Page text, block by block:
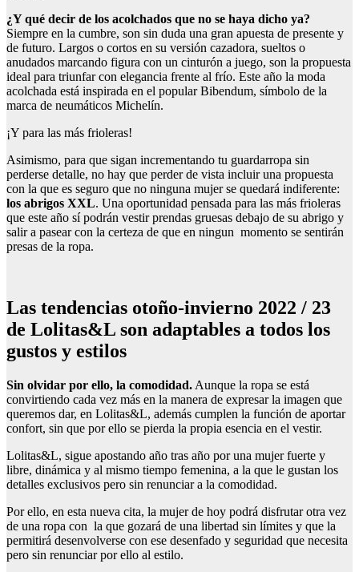
¿Y qué decir de los acolchados que no se haya dicho ya?
Siempre en la cumbre, son sin duda una gran apuesta de presente y
de futuro. Largos o cortos en su versión cazadora, sueltos o
anudados marcando figura con un cinturón a juego, son la propuesta
ideal para triunfar con elegancia frente al frío. Este año la moda
acolchada está inspirada en el popular Bibendum, símbolo de la
marca de neumáticos Michelín.
¡Y para las más frioleras!
Asimismo, para que sigan incrementando tu guardarropa sin
perderse detalle, no hay que perder de vista incluir una propuesta
con la que es seguro que no ninguna mujer se quedará indiferente:
los abrigos XXL. Una oportunidad pensada para las más frioleras
que este año sí podrán vestir prendas gruesas debajo de su abrigo y
salir a pasear con la certeza de que en ningun momento se sentirán
presas de la ropa.
Las tendencias otoño-invierno 2022 / 23
de Lolitas&L son adaptables a todos los
gustos y estilos
Sin olvidar por ello, la comodidad. Aunque la ropa se está
convirtiendo cada vez más en la manera de expresar la imagen que
queremos dar, en Lolitas&L, además cumplen la función de aportar
confort, sin que por ello se pierda la propia esencia en el vestir.
Lolitas&L, sigue apostando año tras año por una mujer fuerte y
libre, dinámica y al mismo tiempo femenina, a la que le gustan los
detalles exclusivos pero sin renunciar a la comodidad.
Por ello, en esta nueva cita, la mujer de hoy podrá disfrutar otra vez
de una ropa con la que gozará de una libertad sin límites y que la
permitirá desenvolverse con ese desenfado y seguridad que necesita
pero sin renunciar por ello al estilo.